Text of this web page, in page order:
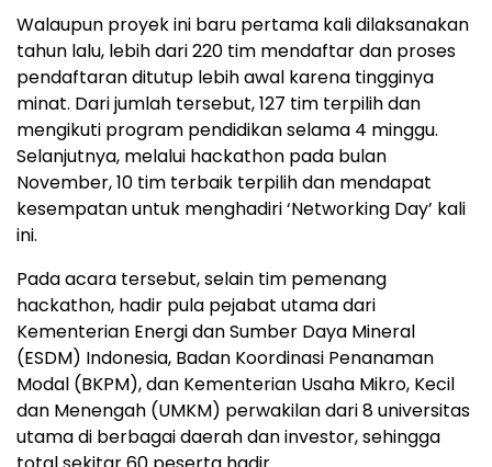
Walaupun proyek ini baru pertama kali dilaksanakan
tahun lalu, lebih dari 220 tim mendaftar dan proses
pendaftaran ditutup lebih awal karena tingginya
minat. Dari jumlah tersebut, 127 tim terpilih dan
mengikuti program pendidikan selama 4 minggu.
Selanjutnya, melalui hackathon pada bulan
November, 10 tim terbaik terpilih dan mendapat
kesempatan untuk menghadiri ‘Networking Day’ kali
ini.
Pada acara tersebut, selain tim pemenang
hackathon, hadir pula pejabat utama dari
Kementerian Energi dan Sumber Daya Mineral
(ESDM) Indonesia, Badan Koordinasi Penanaman
Modal (BKPM), dan Kementerian Usaha Mikro, Kecil
dan Menengah (UMKM) perwakilan dari 8 universitas
utama di berbagai daerah dan investor, sehingga